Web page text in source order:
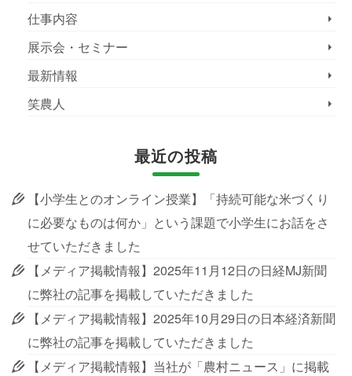
仕事内容
展示会・セミナー
最新情報
笑農人
最近の投稿
【小学生とのオンライン授業】「持続可能な米づくり
に必要なものは何か」という課題で小学生にお話をさ
せていただきました
【メディア掲載情報】2025年11月12日の日経MJ新聞
に弊社の記事を掲載していただきました
【メディア掲載情報】2025年10月29日の日本経済新聞
に弊社の記事を掲載していただきました
【メディア掲載情報】当社が「農村ニュース」に掲載